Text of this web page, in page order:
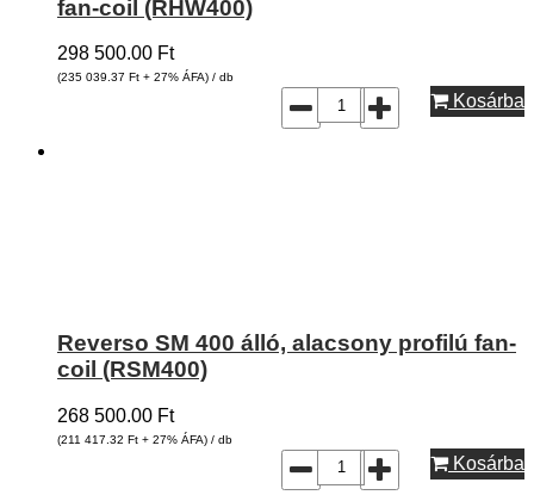
fan-coil (RHW400)
298 500.00 Ft
(235 039.37 Ft + 27% ÁFA) / db
Kosárba
Reverso SM 400 álló, alacsony profilú fan-
coil (RSM400)
268 500.00 Ft
(211 417.32 Ft + 27% ÁFA) / db
Kosárba